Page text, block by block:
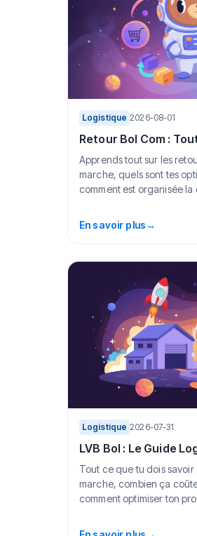
Logistique 2026-08-01
Retour Bol Com :
Apprends tout sur les
marche, quels sont tes
comment est organisée
En savoir plus→
Logistique 2026-07-31
LVB Bol : Le Guide
Tout ce que tu dois savoir
marche, combien ça
comment optimiser ton